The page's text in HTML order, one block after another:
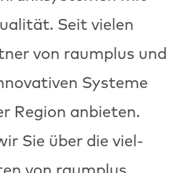
Seit vie­len
von raumplus und
Sys­teme
Region anbi­eten.
Sie über die viel­